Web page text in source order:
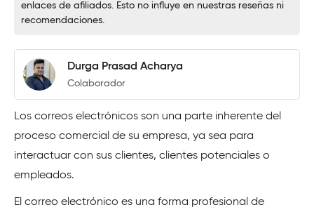
enlaces de afiliados. Esto no influye en nuestras reseñas ni
recomendaciones.
Durga Prasad Acharya
Colaborador
Los correos electrónicos son una parte inherente del
proceso comercial de su empresa, ya sea para
interactuar con sus clientes, clientes potenciales o
empleados.
El correo electrónico es una forma profesional de